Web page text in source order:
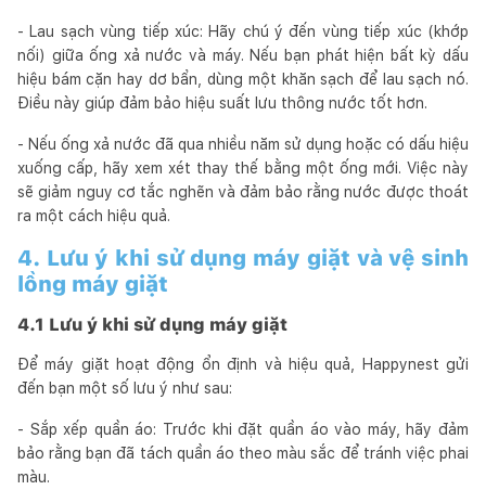
- Lau sạch vùng tiếp xúc: Hãy chú ý đến vùng tiếp xúc (khớp
nối) giữa ống xả nước và máy. Nếu bạn phát hiện bất kỳ dấu
hiệu bám cặn hay dơ bẩn, dùng một khăn sạch để lau sạch nó.
Điều này giúp đảm bảo hiệu suất lưu thông nước tốt hơn.
- Nếu ống xả nước đã qua nhiều năm sử dụng hoặc có dấu hiệu
xuống cấp, hãy xem xét thay thế bằng một ống mới. Việc này
sẽ giảm nguy cơ tắc nghẽn và đảm bảo rằng nước được thoát
ra một cách hiệu quả.
4. Lưu ý khi sử dụng máy giặt và vệ sinh
lồng máy giặt
4.1 Lưu ý khi sử dụng máy giặt
Để máy giặt hoạt động ổn định và hiệu quả, Happynest gửi
đến bạn một số lưu ý như sau:
- Sắp xếp quần áo: Trước khi đặt quần áo vào máy, hãy đảm
bảo rằng bạn đã tách quần áo theo màu sắc để tránh việc phai
màu.